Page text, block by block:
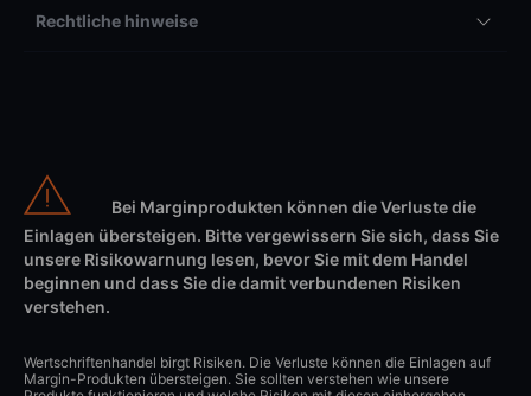
Rechtliche hinweise
Bei Marginprodukten können die Verluste die
Einlagen übersteigen. Bitte vergewissern Sie sich, dass Sie
unsere Risikowarnung lesen, bevor Sie mit dem Handel
beginnen und dass Sie die damit verbundenen Risiken
verstehen.
Wertschriftenhandel birgt Risiken. Die Verluste können die Einlagen auf
Margin-Produkten übersteigen. Sie sollten verstehen wie unsere